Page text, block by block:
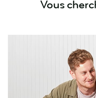
Vous